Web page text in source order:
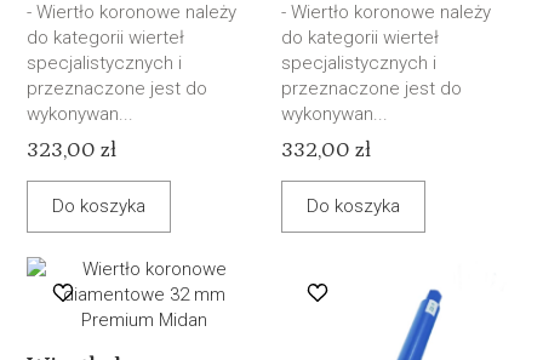
- Wiertło koronowe należy
do kategorii wierteł
specjalistycznych i
przeznaczone jest do
wykonywan...
323,00 zł
Do koszyka
- Wiertło koronowe należy
do kategorii wierteł
specjalistycznych i
przeznaczone jest do
wykonywan...
332,00 zł
Do koszyka